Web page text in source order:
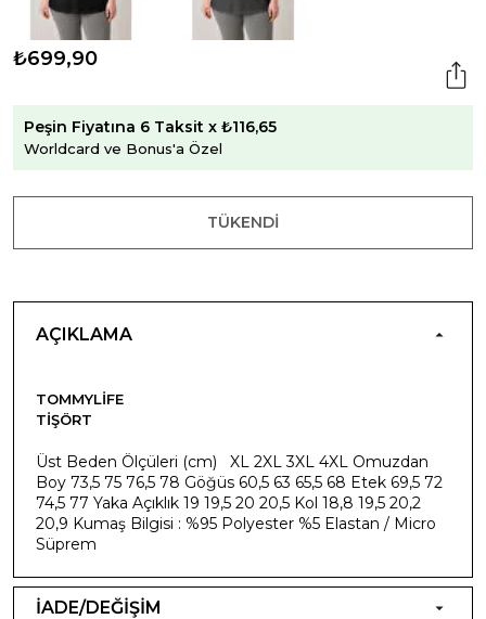
₺699,90
Peşin Fiyatına 6 Taksit x ₺116,65
Worldcard ve Bonus'a Özel
TÜKENDI
AÇIKLAMA
TOMMYLIFE
TIŞÖRT
Üst Beden Ölçüleri (cm) XL 2XL 3XL 4XL Omuzdan
Boy 73,5 75 76,5 78 Göğüs 60,5 63 65,5 68 Etek 69,5 72
74,5 77 Yaka Açıklık 19 19,5 20 20,5 Kol 18,8 19,5 20,2
20,9 Kumaş Bilgisi : %95 Polyester %5 Elastan / Micro
Süprem
İADE/DEĞİŞİM